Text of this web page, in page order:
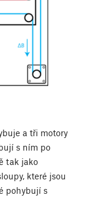
a tři motory
s ním po
tak jako
které jsou
pohybují s